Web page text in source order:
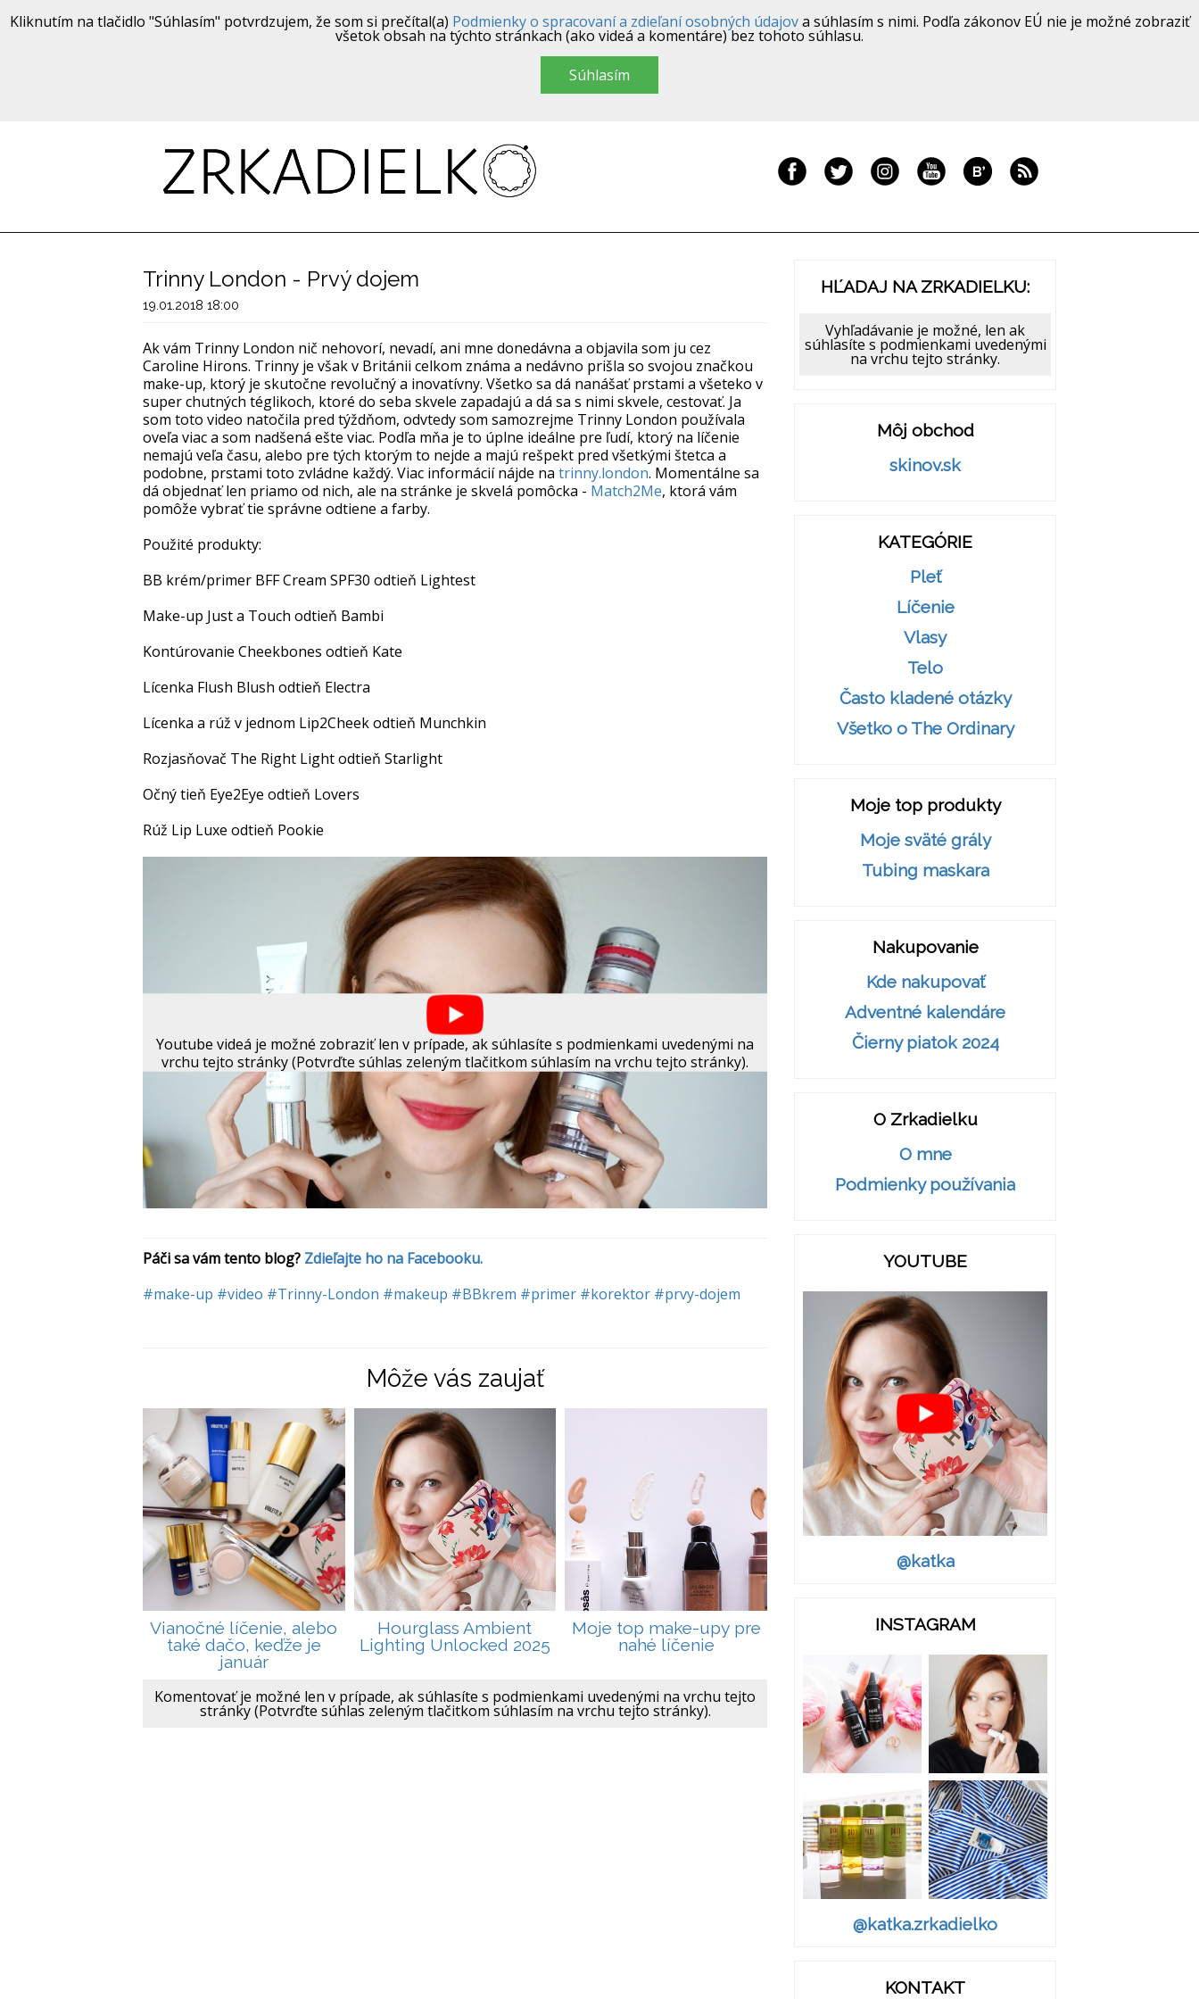
Kliknutím na tlačidlo "Súhlasím" potvrdzujem, že som si prečítal(a) Podmienky o spracovaní a zdieľaní osobných údajova súhlasím s nimi. Podľa zákonov EÚ nie je možné zobraziť
všetok obsah na týchto stránkach (ako videá a komentáre) bez tohoto súhlasu.
Súhlasím
Trinny London - Prvý dojem
19.01.2018 18:00
Ak vám Trinny London nič nehovorí, nevadí, ani mne donedávna a objavila som ju cez
Caroline Hirons. Trinny je však v Británii celkom známa a nedávno prišla so svojou značkou
make-up, ktorý je skutočne revolučný a inovatívny. Všetko sa dá nanášať prstami a všeteko v
super chutných téglikoch, ktoré do seba skvele zapadajú a dá sa s nimi skvele, cestovať. Ja
som toto video natočila pred týždňom, odvtedy som samozrejme Trinny London používala
oveľa viac a som nadšená ešte viac. Podľa mňa je to úplne ideálne pre ľudí, ktorý na líčenie
nemajú veľa času, alebo pre tých ktorým to nejde a majú rešpekt pred všetkými štetca a
podobne, prstami toto zvládne každý. Viac informácií nájde na trinny.london. Momentálne sa
dá objednať len priamo od nich, ale na stránke je skvelá pomôcka - Match2Me, ktorá vám
pomôže vybrať tie správne odtiene a farby.
Použité produkty:
BB krém/primer BFF Cream SPF30 odtieň Lightest
Make-up Just a Touch odtieň Bambi
Kontúrovanie Cheekbones odtieň Kate
Lícenka Flush Blush odtieň Electra
Lícenka a rúž v jednom Lip2Cheek odtieň Munchkin
Rozjasňovač The Right Light odtieň Starlight
Očný tieň Eye2Eye odtieň Lovers
Rúž Lip Luxe odtieň Pookie
Youtube videá je možné zobraziť len v prípade, ak súhlasíte s podmienkami uvedenými na
vrchu tejto stránky (Potvrďte súhlas zeleným tlačitkom súhlasím na vrchu tejto stránky).
Páči sa vám tento blog? Zdieľajte ho na Facebooku.
#make-up #video #Trinny-London #makeup #BBkrem #primer #korektor #prvy-dojem
Môže vás zaujať
Vianočné líčenie, alebo
také dačo, keďže je
január
Hourglass Ambient
Lighting Unlocked 2025
Moje top make-upy pre
nahé líčenie
Komentovať je možné len v prípade, ak súhlasíte s podmienkami uvedenými na vrchu tejto
stránky (Potvrďte súhlas zeleným tlačitkom súhlasím na vrchu tejto stránky).
HĽADAJ NA ZRKADIELKU:
Vyhľadávanie je možné, len ak
súhlasíte s podmienkami uvedenými
na vrchu tejto stránky.
Môj obchod
skinov.sk
KATEGÓRIE
Pleť
Líčenie
Vlasy
Telo
Často kladené otázky
Všetko o The Ordinary
Moje top produkty
Moje sväté grály
Tubing maskara
Nakupovanie
Kde nakupovať
Adventné kalendáre
Čierny piatok 2024
O Zrkadielku
O mne
Podmienky používania
YOUTUBE
@katka
INSTAGRAM
@katka.zrkadielko
KONTAKT